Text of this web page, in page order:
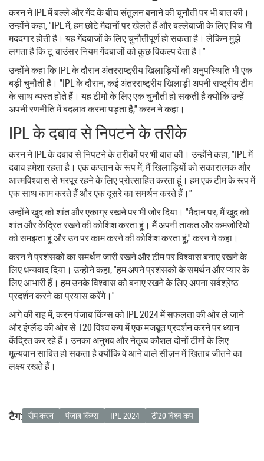
करन ने IPL में बल्ले और गेंद के बीच संतुलन बनाने की चुनौती पर भी बात की।
उन्होंने कहा, "IPL में, हम छोटे मैदानों पर खेलते हैं और बल्लेबाजी के लिए पिच भी
मददगार होती है। यह गेंदबाजों के लिए चुनौतीपूर्ण हो सकता है। लेकिन मुझे
लगता है कि टू-बाउंसर नियम गेंदबाजों को कुछ विकल्प देता है।"
उन्होंने कहा कि IPL के दौरान अंतरराष्ट्रीय खिलाड़ियों की अनुपस्थिति भी एक
बड़ी चुनौती है। "IPL के दौरान, कई अंतरराष्ट्रीय खिलाड़ी अपनी राष्ट्रीय टीम
के साथ व्यस्त होते हैं। यह टीमों के लिए एक चुनौती हो सकती है क्योंकि उन्हें
अपनी रणनीति में बदलाव करना पड़ता है," करन ने कहा।
IPL के दबाव से निपटने के तरीके
करन ने IPL के दबाव से निपटने के तरीकों पर भी बात की। उन्होंने कहा, "IPL में
दबाव हमेशा रहता है। एक कप्तान के रूप में, मैं खिलाड़ियों को सकारात्मक और
आत्मविश्वास से भरपूर रहने के लिए प्रोत्साहित करता हूं। हम एक टीम के रूप में
एक साथ काम करते हैं और एक दूसरे का समर्थन करते हैं।"
उन्होंने खुद को शांत और एकाग्र रखने पर भी जोर दिया। "मैदान पर, मैं खुद को
शांत और केंद्रित रखने की कोशिश करता हूं। मैं अपनी ताकत और कमजोरियों
को समझता हूं और उन पर काम करने की कोशिश करता हूं," करन ने कहा।
करन ने प्रशंसकों का समर्थन जारी रखने और टीम पर विश्वास बनाए रखने के
लिए धन्यवाद दिया। उन्होंने कहा, "हम अपने प्रशंसकों के समर्थन और प्यार के
लिए आभारी हैं। हम उनके विश्वास को बनाए रखने के लिए अपना सर्वश्रेष्ठ
प्रदर्शन करने का प्रयास करेंगे।"
आगे की राह में, करन पंजाब किंग्स को IPL 2024 में सफलता की ओर ले जाने
और इंग्लैंड की ओर से T20 विश्व कप में एक मजबूत प्रदर्शन करने पर ध्यान
केंद्रित कर रहे हैं। उनका अनुभव और नेतृत्व कौशल दोनों टीमों के लिए
मूल्यवान साबित हो सकता है क्योंकि वे आने वाले सीज़न में खिताब जीतने का
लक्ष्य रखते हैं।
टैग: सैम करन पंजाब किंग्स IPL 2024 टी20 विश्व कप